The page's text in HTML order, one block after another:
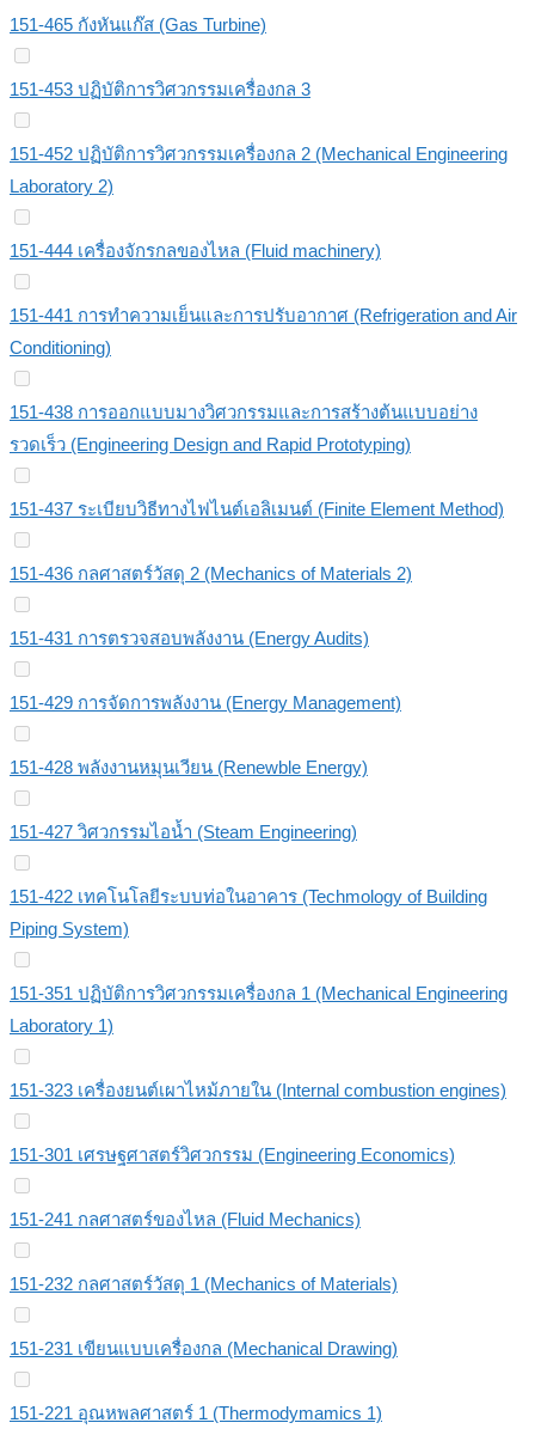
151-465 กังหันแก๊ส (Gas Turbine)
151-453 ปฏิบัติการวิศวกรรมเครื่องกล 3
151-452 ปฏิบัติการวิศวกรรมเครื่องกล 2 (Mechanical Engineering
Laboratory 2)
151-444 เครื่องจักรกลของไหล (Fluid machinery)
151-441 การทำความเย็นและการปรับอากาศ (Refrigeration and Air
Conditioning)
151-438 การออกแบบมางวิศวกรรมและการสร้างต้นแบบอย่าง
รวดเร็ว (Engineering Design and Rapid Prototyping)
151-437 ระเบียบวิธีทางไฟไนต์เอลิเมนต์ (Finite Element Method)
151-436 กลศาสตร์วัสดุ 2 (Mechanics of Materials 2)
151-431 การตรวจสอบพลังงาน (Energy Audits)
151-429 การจัดการพลังงาน (Energy Management)
151-428 พลังงานหมุนเวียน (Renewble Energy)
151-427 วิศวกรรมไอน้ำ (Steam Engineering)
151-422 เทคโนโลยีระบบท่อในอาคาร (Techmology of Building
Piping System)
151-351 ปฏิบัติการวิศวกรรมเครื่องกล 1 (Mechanical Engineering
Laboratory 1)
151-323 เครื่องยนต์เผาไหม้ภายใน (Internal combustion engines)
151-301 เศรษฐศาสตร์วิศวกรรม (Engineering Economics)
151-241 กลศาสตร์ของไหล (Fluid Mechanics)
151-232 กลศาสตร์วัสดุ 1 (Mechanics of Materials)
151-231 เขียนแบบเครื่องกล (Mechanical Drawing)
151-221 อุณหพลศาสตร์ 1 (Thermodymamics 1)